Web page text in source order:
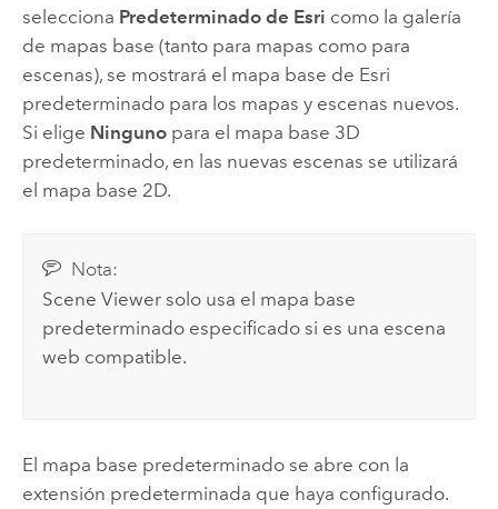
selecciona Predeterminado de Esri como la galería
de mapas base (tanto para mapas como para
escenas), se mostrará el mapa base de Esri
predeterminado para los mapas y escenas nuevos.
Si elige Ningunopara el mapa base 3D
predeterminado, en las nuevas escenas se utilizará
el mapa base 2D.
Nota:
Scene Viewer solo usa el mapa base
predeterminado especificado si es una escena
web compatible.
El mapa base predeterminado se abre con la
extensión predeterminada que haya configurado.